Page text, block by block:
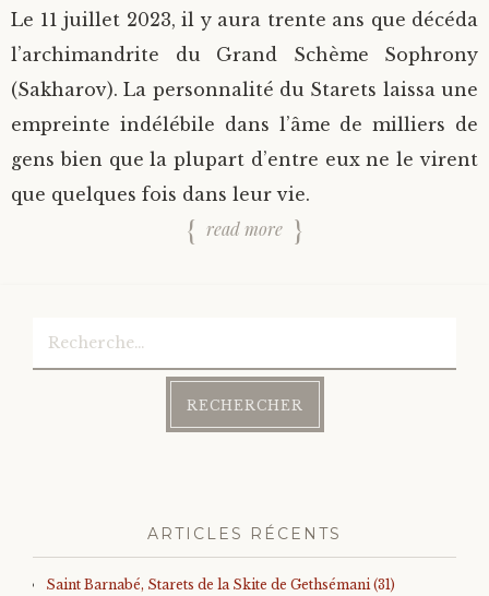
Le 11 juillet 2023, il y aura trente ans que décéda
l’archimandrite du Grand Schème Sophrony
(Sakharov). La personnalité du Starets laissa une
empreinte indélébile dans l’âme de milliers de
gens bien que la plupart d’entre eux ne le virent
que quelques fois dans leur vie.
read more
ARTICLES RÉCENTS
Saint Barnabé, Starets de la Skite de Gethsémani (31)